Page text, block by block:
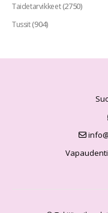
Taidetarvikkeet(2750)
Tussit(904)